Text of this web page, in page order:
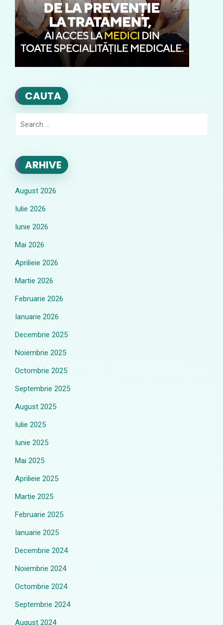
CAUTA
ARHIVE
August 2026
Iulie 2026
Iunie 2026
Mai 2026
Aprilieie 2026
Martie 2026
Februarie 2026
Ianuarie 2026
Decembrie 2025
Noiembrie 2025
Octombrie 2025
Septembrie 2025
August 2025
Iulie 2025
Iunie 2025
Mai 2025
Aprilieie 2025
Martie 2025
Februarie 2025
Ianuarie 2025
Decembrie 2024
Noiembrie 2024
Octombrie 2024
Septembrie 2024
August 2024